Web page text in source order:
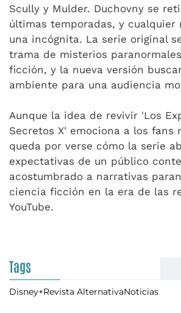
Scully y Mulder. Duchovny se
últimas temporadas, y cualquier
una incógnita. La serie original
trama de misterios
ficción, y la nueva versión
ambiente para una audiencia
Aunque la idea de revivir 'Los
Secretos X' emociona a los fans
queda por verse cómo la serie
expectativas de un público
acostumbrado a narrativas
ciencia ficción en la era de las
YouTube.
Tags
Disney+Revista AlternativaNoticias